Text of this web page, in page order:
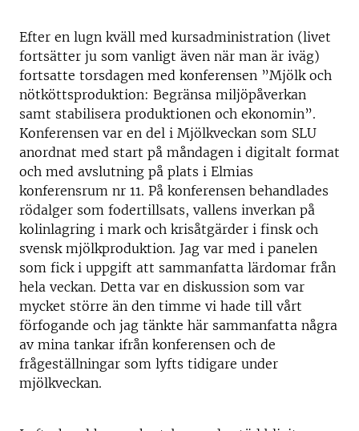
Efter en lugn kväll med kursadministration (livet
fortsätter ju som vanligt även när man är iväg)
fortsatte torsdagen med konferensen ”Mjölk och
nötköttsproduktion: Begränsa miljöpåverkan
samt stabilisera produktionen och ekonomin”.
Konferensen var en del i Mjölkveckan som SLU
anordnat med start på måndagen i digitalt format
och med avslutning på plats i Elmias
konferensrum nr 11. På konferensen behandlades
rödalger som fodertillsats, vallens inverkan på
kolinlagring i mark och krisåtgärder i finsk och
svensk mjölkproduktion. Jag var med i panelen
som fick i uppgift att sammanfatta lärdomar från
hela veckan. Detta var en diskussion som var
mycket större än den timme vi hade till vårt
förfogande och jag tänkte här sammanfatta några
av mina tankar ifrån konferensen och de
frågeställningar som lyfts tidigare under
mjölkveckan.